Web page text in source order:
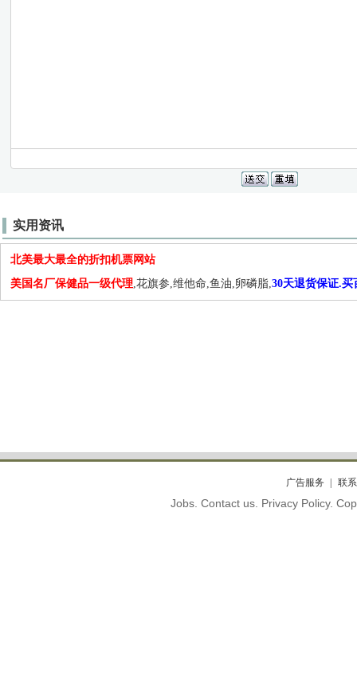
实用资讯
北美最大最全的折扣机票网站
美国名厂保健品一级代理,花旗参,维他命,鱼油,卵磷脂,30天退货保证.买
广告服务 联
Jobs. Contact us. Privacy Policy.